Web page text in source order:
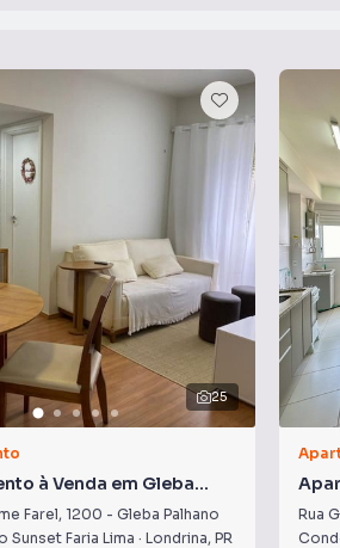
25
à Venda em Gleba
Farel, 1200 - Gleba Palhano
Sunset Faria Lima · Londrina, PR
Rua